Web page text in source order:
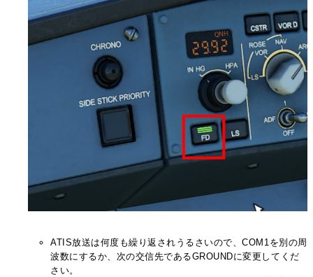
ATIS放送は何度も繰り返されうるさいので、COM1を別の周
波数にするか、次の交信先であるGROUNDに変更してくだ
さい。